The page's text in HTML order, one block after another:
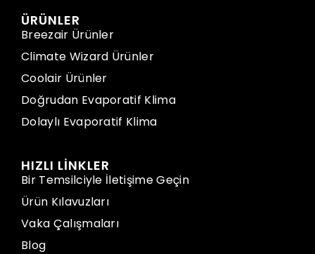
ÜRÜNLER
Breezair Ürünler
Climate Wizard Ürünler
Coolair Ürünler
Doğrudan Evaporatif Klima
Dolaylı Evaporatif Klima
HIZLI LİNKLER
Bir Temsilciyle İletişime Geçin
Ürün Kılavuzları
Vaka Çalışmaları
Blog